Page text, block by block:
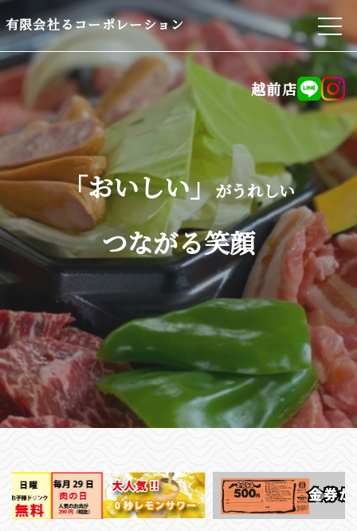
有限会社るコーポレーション
越前店
「おいしい」がうれしい
つながる笑顔
前へ 次へ